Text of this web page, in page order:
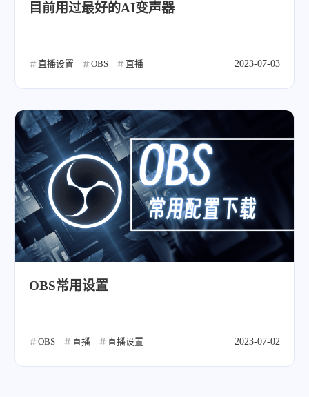
目前用过最好的AI变声器
直播设置 OBS 直播 2023-07-03
OBS常用设置
OBS 直播 直播设置 2023-07-02